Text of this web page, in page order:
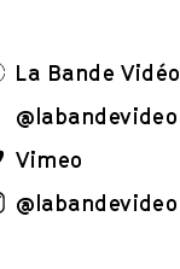
La Bande Vidéo
@labandevideo
Vimeo
@labandevideo